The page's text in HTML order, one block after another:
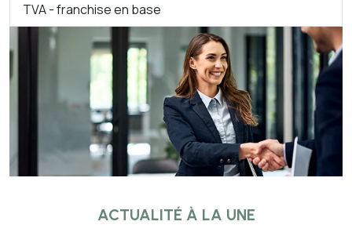
TVA - franchise en base
ACTUALITÉ À LA UNE